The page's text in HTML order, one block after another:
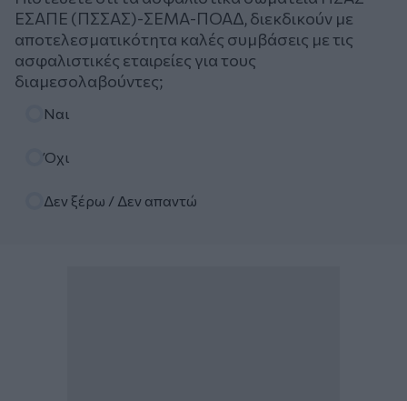
ΕΣΑΠΕ (ΠΣΣΑΣ)-ΣΕΜΑ-ΠΟΑΔ, διεκδικούν με
αποτελεσματικότητα καλές συμβάσεις με τις
ασφαλιστικές εταιρείες για τους
διαμεσολαβούντες;
Ναι
Όχι
Δεν ξέρω / Δεν απαντώ